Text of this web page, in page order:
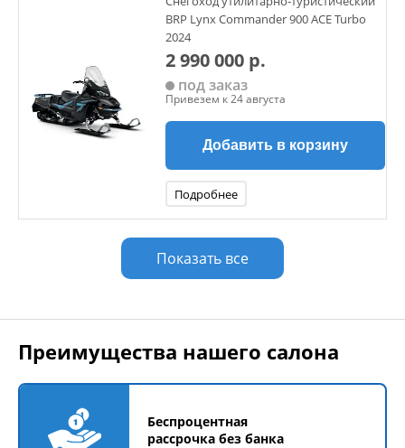
BRP Lynx Commander 900 ACE Turbo
2024
2 990 000 р.
под заказ
Привезем к 24 августа
Добавить в корзину
Подробнее
Показать все
Преимущества нашего салона
Беспроцентная
рассрочка без банка